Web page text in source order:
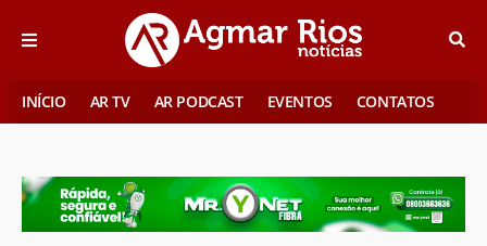
INÍCIO AR TV AR PODCAST EVENTOS CONTATOS